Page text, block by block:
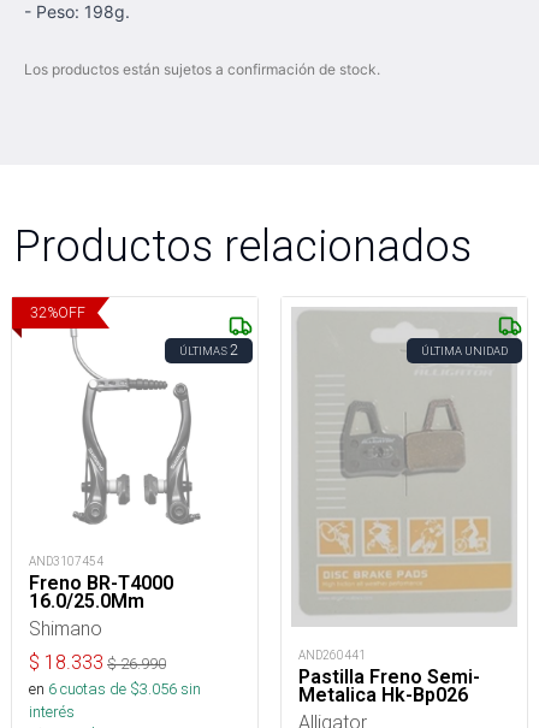
- Peso: 198g.
Los productos están sujetos a confirmación de stock.
Productos relacionados
32%OFF
ÚLTIMAS2
AND3107454
Freno BR-T4000
16.0/25.0Mm
Shimano
$ 18.333 $26.990
en 6cuotas de $3.056sin
interés
ÚLTIMA UNIDAD
AND260441
Pastilla Freno Semi-
Metalica Hk-Bp026
Alligator